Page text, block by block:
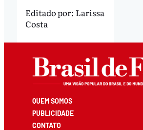
Editado por: Larissa
Costa
QUEM SOMOS
PUBLICIDADE
CONTATO